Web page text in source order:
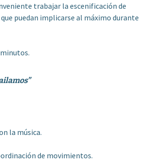
trabajar la escenificación de
puedan implicarse al máximo durante
la música.
de movimientos.